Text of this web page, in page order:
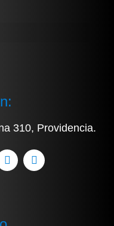
310, Providencia.